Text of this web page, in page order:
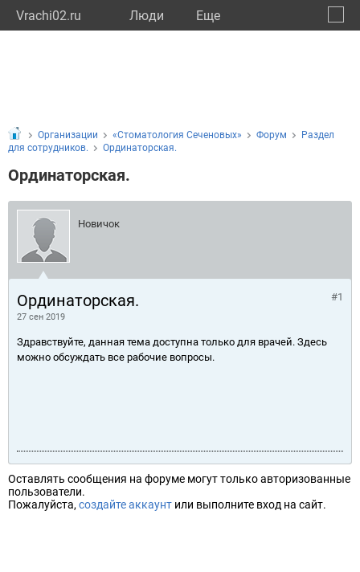
Vrachi02.ru Люди Eще
Организации «Стоматология Сеченовых» Форум
Раздел
для сотрудников.
Ординаторская.
Ординаторская.
Новичок
Ординаторская.
27 сен 2019
#1
Здравствуйте, данная тема доступна только для врачей. Здесь
можно обсуждать все рабочие вопросы.
Оставлять сообщения на форуме могут только авторизованные
пользователи.
Пожалуйста, создайте аккаунт или выполните вход на сайт.